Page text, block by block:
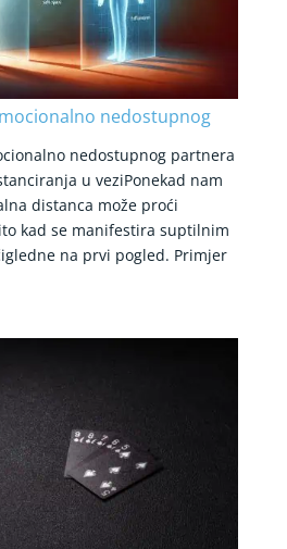
nedostupnog
nedostupnog partnera
u veziPonekad nam
distanca može proći
kad se manifestira suptilnim
na prvi pogled. Primjer